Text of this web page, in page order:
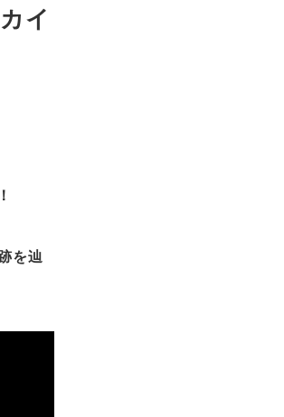
イ
を辿